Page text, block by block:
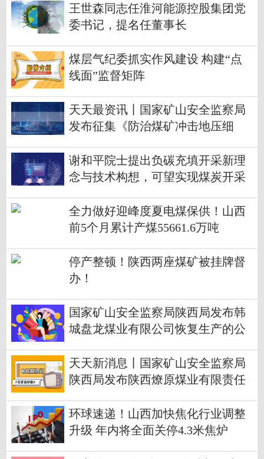
王世森同志任淮河能源控股集团党
委书记，提名任董事长
煤层气纪委抓实作风建设 构建“点
线面”监督矩阵
天天最资讯丨国家矿山安全监察局
发布征集《防治煤矿冲击地压细
谢和平院士提出负碳充填开采新理
念与技术构想，可望实现煤炭开采
全力做好迎峰度夏电煤保供！山西
前5个月累计产煤55661.6万吨
停产整顿！陕西两座煤矿被挂牌督
办！
国家矿山安全监察局陕西局发布韩
城盘龙煤业有限公司恢复生产的公
天天新消息丨国家矿山安全监察局
陕西局发布陕西燎原煤业有限责任
环球速递！山西加快焦化行业调整
升级 年内将全面关停4.3米焦炉